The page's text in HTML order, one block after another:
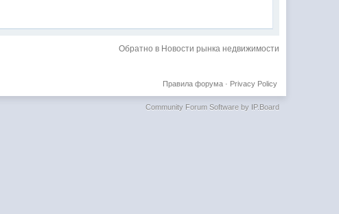
Обратно в Новости рынка недвижимости
Privacy Policy
Правила форума·
Community Forum Software by IP.Board